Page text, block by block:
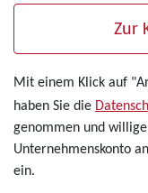
Zur
Mit einem Klick auf
haben Sie die
genommen und
Unternehmenskonto
ein.